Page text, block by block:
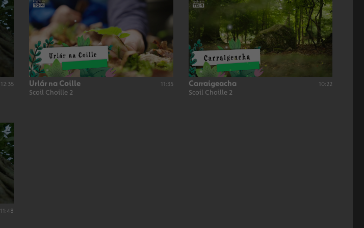
12:35 Urlár na Coille
Scoil Choille 2
11:35 Carraigeacha
Scoil Choille 2
10:22
11:48